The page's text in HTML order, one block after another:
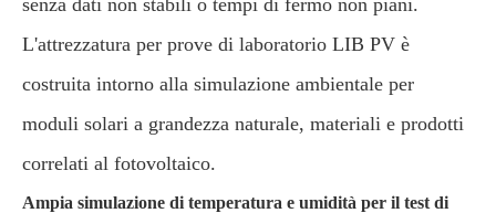
L'attrezzatura per prove di laboratorio LIB PV è
costruita intorno alla simulazione ambientale per
moduli solari a grandezza naturale, materiali e prodotti
correlati al fotovoltaico.
Ampia simulazione di temperatura e umidità per il test di